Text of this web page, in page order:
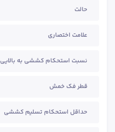
حالت
علامت اختصاری
نسبت استحکام کششی به بالایی
قطر فک خمش
حداقل استحکام تسلیم کششی